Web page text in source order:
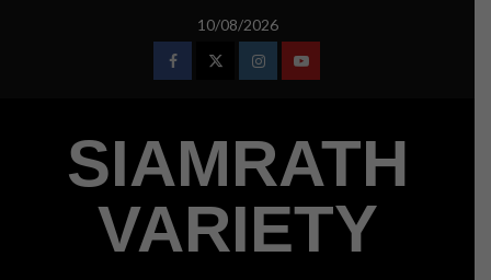
10/08/2026
FacebookTwitterInstagramYoutube
SIAMRATH
VARIETY